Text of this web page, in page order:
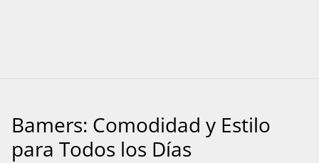
Bamers: Comodidad y Estilo
para Todos los Días